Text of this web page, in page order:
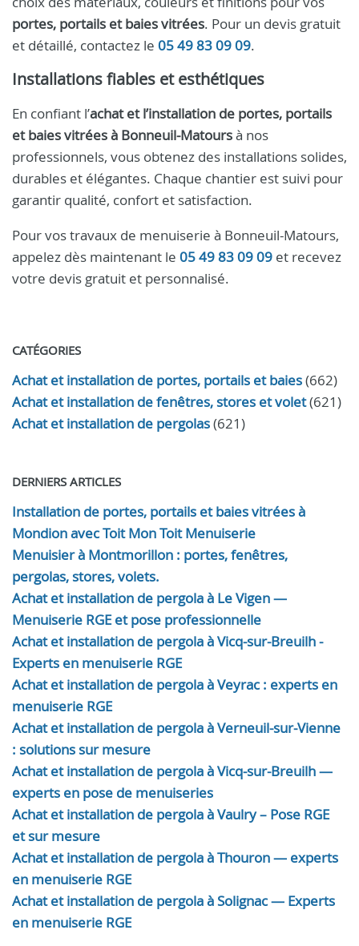
portes, portails et baies vitrées. Pour un devis gratuit
et détaillé, contactez le 05 49 83 09 09.
Installations fiables et esthétiques
En confiant l’achat et l’installation de portes, portails
et baies vitrées à Bonneuil-Matoursà nos
professionnels, vous obtenez des installations solides,
durables et élégantes. Chaque chantier est suivi pour
garantir qualité, confort et satisfaction.
Pour vos travaux de menuiserie à Bonneuil-Matours,
appelez dès maintenant le 05 49 83 09 09 et recevez
votre devis gratuit et personnalisé.
CATÉGORIES
Achat et installation de portes, portails et baies(662)
Achat et installation de fenêtres, stores et volet(621)
Achat et installation de pergolas(621)
DERNIERS ARTICLES
Installation de portes, portails et baies vitrées à
Mondion avec Toit Mon Toit Menuiserie
Menuisier à Montmorillon : portes, fenêtres,
pergolas, stores, volets.
Achat et installation de pergola à Le Vigen —
Menuiserie RGE et pose professionnelle
Achat et installation de pergola à Vicq-sur-Breuilh -
Experts en menuiserie RGE
Achat et installation de pergola à Veyrac : experts en
menuiserie RGE
Achat et installation de pergola à Verneuil-sur-Vienne
: solutions sur mesure
Achat et installation de pergola à Vicq-sur-Breuilh —
experts en pose de menuiseries
Achat et installation de pergola à Vaulry – Pose RGE
et sur mesure
Achat et installation de pergola à Thouron — experts
en menuiserie RGE
Achat et installation de pergola à Solignac — Experts
en menuiserie RGE